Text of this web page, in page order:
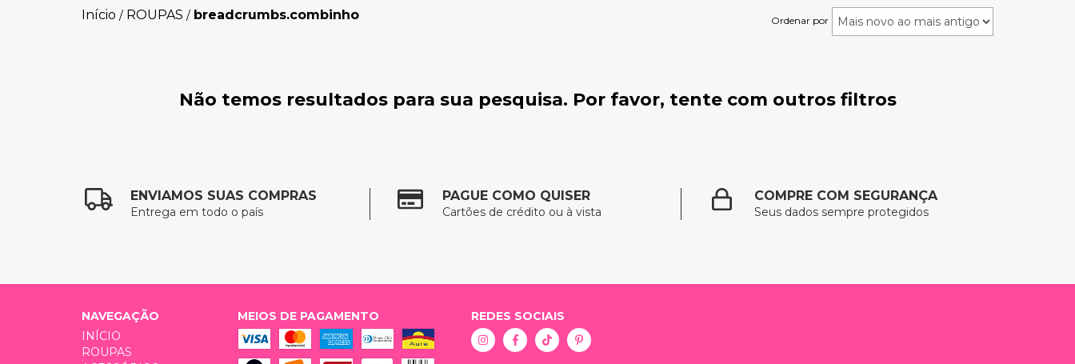
Início / ROUPAS / breadcrumbs.combinho Ordenar por
Não temos resultados para sua pesquisa. Por favor, tente com outros filtros
ENVIAMOS SUAS COMPRAS
Entrega em todo o país
PAGUE COMO QUISER
Cartões de crédito ou à vista
COMPRE COM SEGURANÇA
Seus dados sempre protegidos
NAVEGAÇÃO
INÍCIO
ROUPAS
MEIOS DE PAGAMENTO REDES SOCIAIS